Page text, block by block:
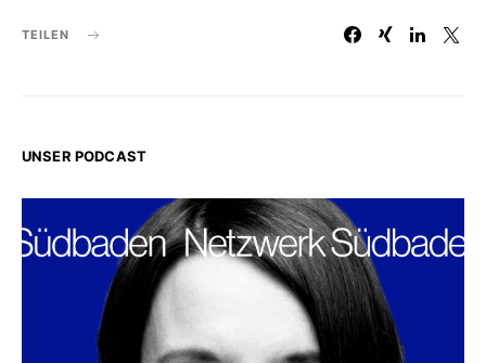
TEILEN
UNSER PODCAST